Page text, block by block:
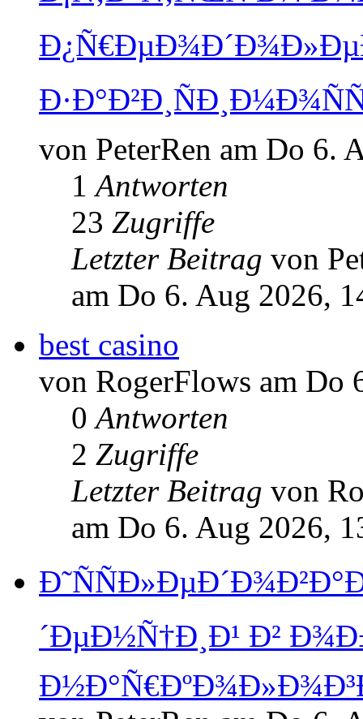
von PeterRen am Do 6.
1Antworten
23 Zugriffe
Letzter Beitrag von
am Do 6. Aug 2026,
best casino
von RogerFlows am Do
0Antworten
2 Zugriffe
Letzter Beitrag von
am Do 6. Aug 2026,
´ÐµÐ½Ñ†Ð¸Ð¹ Ð²